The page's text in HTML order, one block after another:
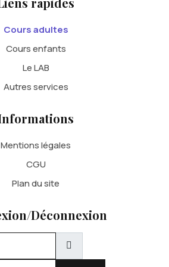
Cours adultes
Cours enfants
Le LAB
Autres services
Mentions légales
CGU
Plan du site
Déconnexion